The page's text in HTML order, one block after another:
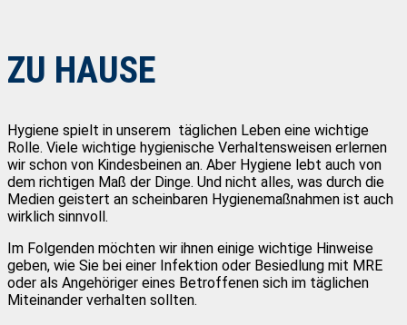
ZU HAUSE
Hygiene spielt in unserem täglichen Leben eine wichtige
Rolle. Viele wichtige hygienische Verhaltensweisen erlernen
wir schon von Kindesbeinen an. Aber Hygiene lebt auch von
dem richtigen Maß der Dinge. Und nicht alles, was durch die
Medien geistert an scheinbaren Hygienemaßnahmen ist auch
wirklich sinnvoll.
Im Folgenden möchten wir ihnen einige wichtige Hinweise
geben, wie Sie bei einer Infektion oder Besiedlung mit MRE
oder als Angehöriger eines Betroffenen sich im täglichen
Miteinander verhalten sollten.